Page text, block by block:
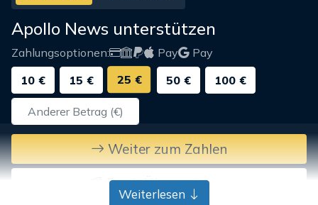
Apollo News unterstützen
Zahlungsoptionen: Pay
Pay
10 €
15 € 25 € 50 € 100 €
Weiter zum Zahlen
Bank-Überweisung
Weiterlesen